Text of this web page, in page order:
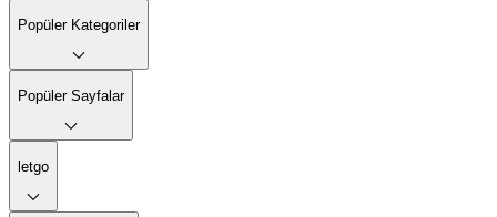
Popüler Kategoriler
Popüler Sayfalar
letgo